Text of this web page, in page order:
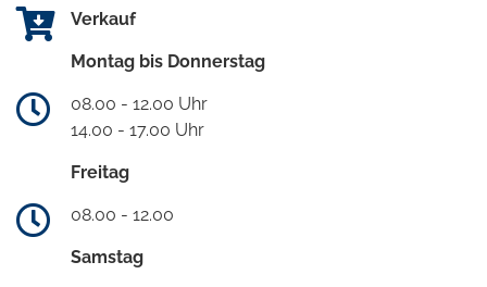
Verkauf
Montag bis Donnerstag
08.00 - 12.00 Uhr
14.00 - 17.00 Uhr
Freitag
08.00 - 12.00
Samstag